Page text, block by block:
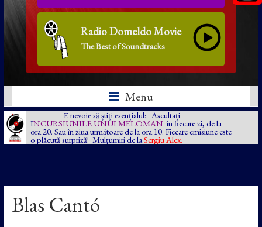
Radio Domeldo Movie
The Best of Soundtracks
Menu
E nevoie să știți esențialul: Ascultați
INCURSIUNILE UNUI MELOMAN în fiecare zi, de la
ora 20. Sau în ziua următoare de la ora 10. Fiecare emisiune este
o plăcută surpriză! Mulțumiri de la Sergiu Alex.
Blas Cantó